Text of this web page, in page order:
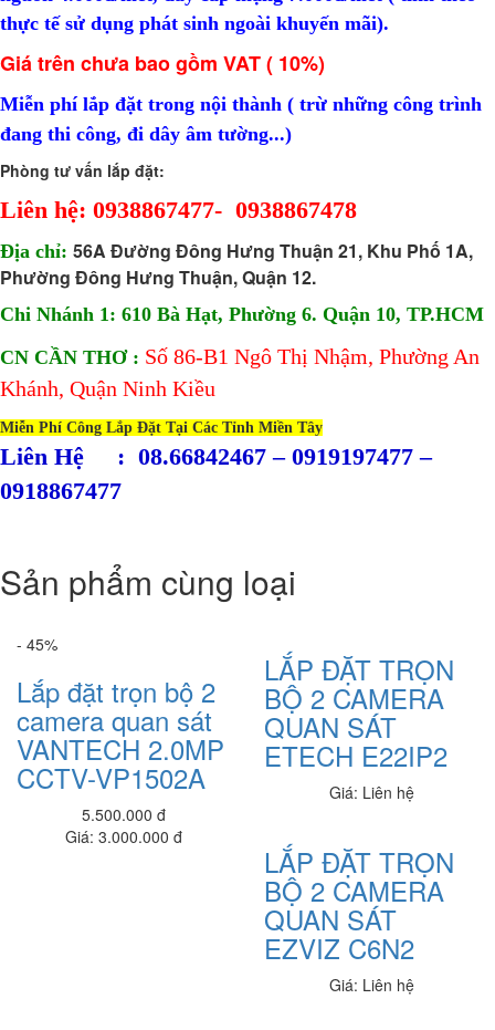
7.900.000 đ7,400,000 đ
Laptop Dell Latitude E7250 - Intel Core i7 - 5300 U.( TH5)- 4G-
8.100.000 đ6,900,000 đ
SSD128G- 12.5'
7.900.000 đ
7,200,000 đ
Laptop Dell Latitude E5540 - Intel Core i5 -4300 .( TH4)- 4G-
SSD128G- 16.5
7.950.000 đ5,400,000 đ
Laptop Dell Latitude E5430 - Intel Core i5 - 2520M .( TH2)(đồ họa ) -
4G- SSD120G- 14'
5.900.000 đ
4,500,000 đ
Ổ cứng SSD M2 128GB XSTAR
450,000 đ
Ram Laptop 4G_PC3
650,000 đ
325,000 đ
Dell Vostro 5402_V4I5003W
21,050,000 đ
Dell Vostro V3400
19,090,000 đ
Dell Inspiron N3511_512
20,080,000 đ
thực tế sử dụng phát sinh ngoài khuyến mãi).
Giá trên chưa bao gồm VAT ( 10%)
Miễn phí lắp đặt trong nội thành ( trừ những công trình
đang thi công, đi dây âm tường...)
Phòng tư vấn lắp đặt:
Liên hệ: 0938867477- 0938867478
Địa chỉ: 56A Đường Đông Hưng Thuận 21, Khu Phố 1A,
Phường Đông Hưng Thuận, Quận 12.
Chi Nhánh 1: 610 Bà Hạt, Phường 6. Quận 10, TP.HCM
CN CẦN THƠ : Số 86-B1 Ngô Thị Nhậm, Phường An
Khánh, Quận Ninh Kiều
Miễn Phí Công Lắp Đặt Tại Các Tỉnh Miền Tây
Liên Hệ : 08.66842467 – 0919197477 –
0918867477
Sản phẩm cùng loại
- 45%
Lắp đặt trọn bộ 2
camera quan sát
VANTECH 2.0MP
CCTV-VP1502A
5.500.000 đ
Giá: 3.000.000 đ
LẮP ĐẶT TRỌN
BỘ 2 CAMERA
QUAN SÁT
ETECH E22IP2
Giá: Liên hệ
LẮP ĐẶT TRỌN
BỘ 2 CAMERA
QUAN SÁT
EZVIZ C6N2
Giá: Liên hệ